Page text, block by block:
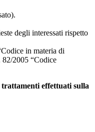
degli interessati rispetto
in materia di
82/2005 “Codice
trattamenti effettuati sulla